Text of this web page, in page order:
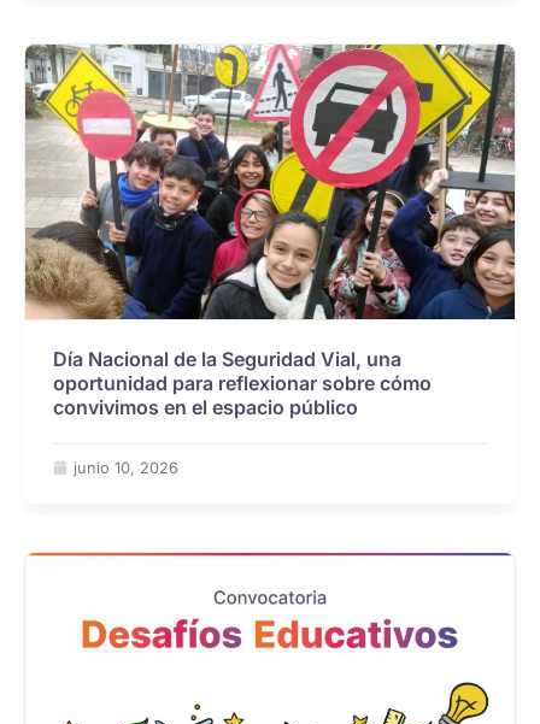
Día Nacional de la Seguridad Vial, una
oportunidad para reflexionar sobre cómo
convivimos en el espacio público
junio 10, 2026